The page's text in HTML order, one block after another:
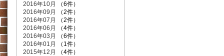
2016年10月
（6件）
2016年09月
（2件）
2016年07月
（2件）
2016年06月
（4件）
2016年03月
（6件）
2016年01月
（1件）
2015年12月
（4件）